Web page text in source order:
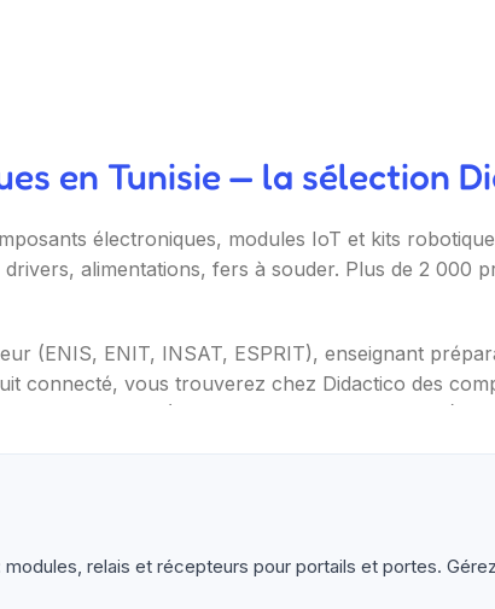
en Tunisie — la sélection
électroniques, modules IoT et kits
alimentations, fers à souder. Plus de 2
(ENIS, ENIT, INSAT, ESPRIT), enseignant
connecté, vous trouverez chez Didactico des
relais et récepteurs pour portails et portes.